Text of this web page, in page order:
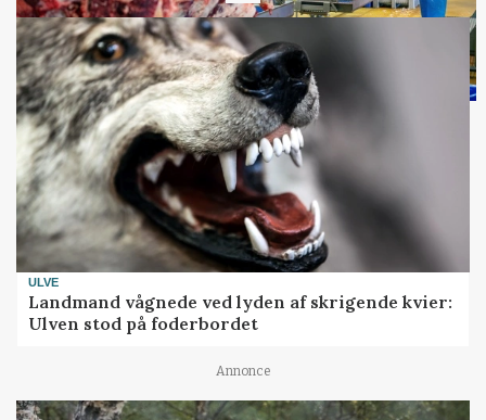
ULVE
Landmand vågnede ved lyden af skrigende kvier:
Ulven stod på foderbordet
Annonce